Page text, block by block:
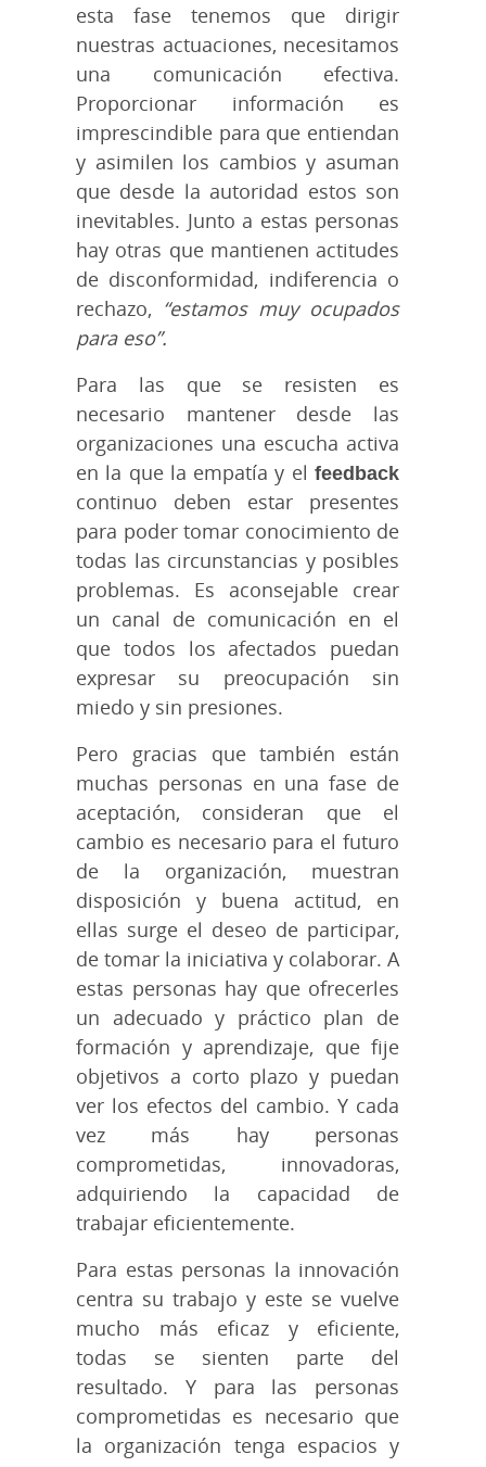
esta fase tenemos que dirigir
nuestras actuaciones, necesitamos
una comunicación efectiva.
Proporcionar información es
imprescindible para que entiendan
y asimilen los cambios y asuman
que desde la autoridad estos son
inevitables. Junto a estas personas
hay otras que mantienen actitudes
de disconformidad, indiferencia o
rechazo, “estamos muy ocupados
para eso”.
Para las que se resisten es
necesario mantener desde las
organizaciones una escucha activa
en la que la empatía y el feedback
continuo deben estar presentes
para poder tomar conocimiento de
todas las circunstancias y posibles
problemas. Es aconsejable crear
un canal de comunicación en el
que todos los afectados puedan
expresar su preocupación sin
miedo y sin presiones.
Pero gracias que también están
muchas personas en una fase de
aceptación, consideran que el
cambio es necesario para el futuro
de la organización, muestran
disposición y buena actitud, en
ellas surge el deseo de participar,
de tomar la iniciativa y colaborar. A
estas personas hay que ofrecerles
un adecuado y práctico plan de
formación y aprendizaje, que fije
objetivos a corto plazo y puedan
ver los efectos del cambio. Y cada
vez más hay personas
comprometidas, innovadoras,
adquiriendo la capacidad de
trabajar eficientemente.
Para estas personas la innovación
centra su trabajo y este se vuelve
mucho más eficaz y eficiente,
todas se sienten parte del
resultado. Y para las personas
comprometidas es necesario que
la organización tenga espacios y